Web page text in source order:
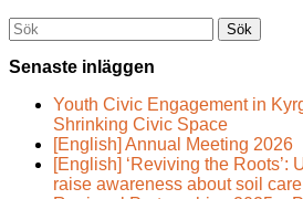
Söka
efter...
Senaste inläggen
Youth Civic Engagement in
Shrinking Civic Space
[English] Annual Meeting 2026
[English] ‘Reviving the Roots’:
raise awareness about soil